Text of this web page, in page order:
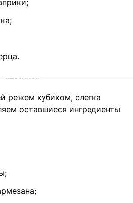
режем кубиком, слегка
оставшиеся ингредиенты